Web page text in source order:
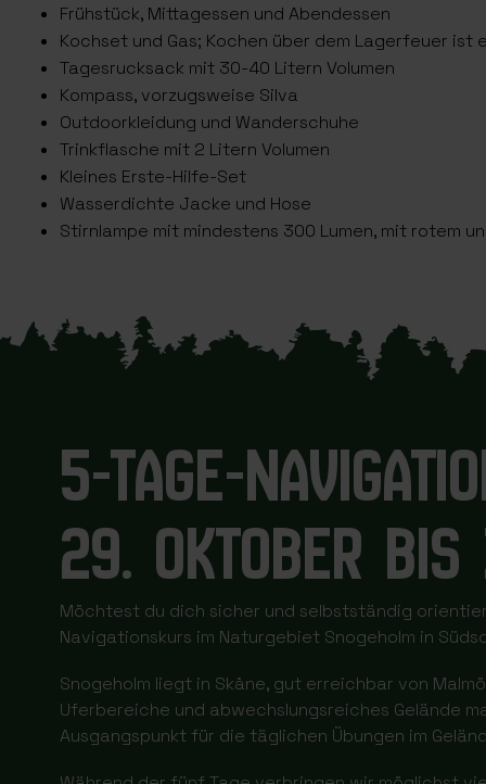
Frühstück, Mittagessen und Abendessen
Kochset und Gas; Kochen über dem Lagerfeuer ist
Tagesrucksack mit 30-40 Litern Volumen
Kompass, vorzugsweise Silva
Outdoorkleidung und Wanderschuhe
Trinkflasche mit 2 Litern Volumen
Kleines Erste-Hilfe-Set
Wasserdichte Jacke und Hose
Stirnlampe mit mindestens 300 Lumen, mit rotem
5-TAGE-
29. OKTOBER
Möchtest du dich sicher und selbstständig
Navigationskurs im Naturgebiet Snogeholm in
Snogeholm liegt in Skåne, gut erreichbar von
Uferbereiche und abwechslungsreiches Gelände
Ausgangspunkt für die täglichen Übungen im